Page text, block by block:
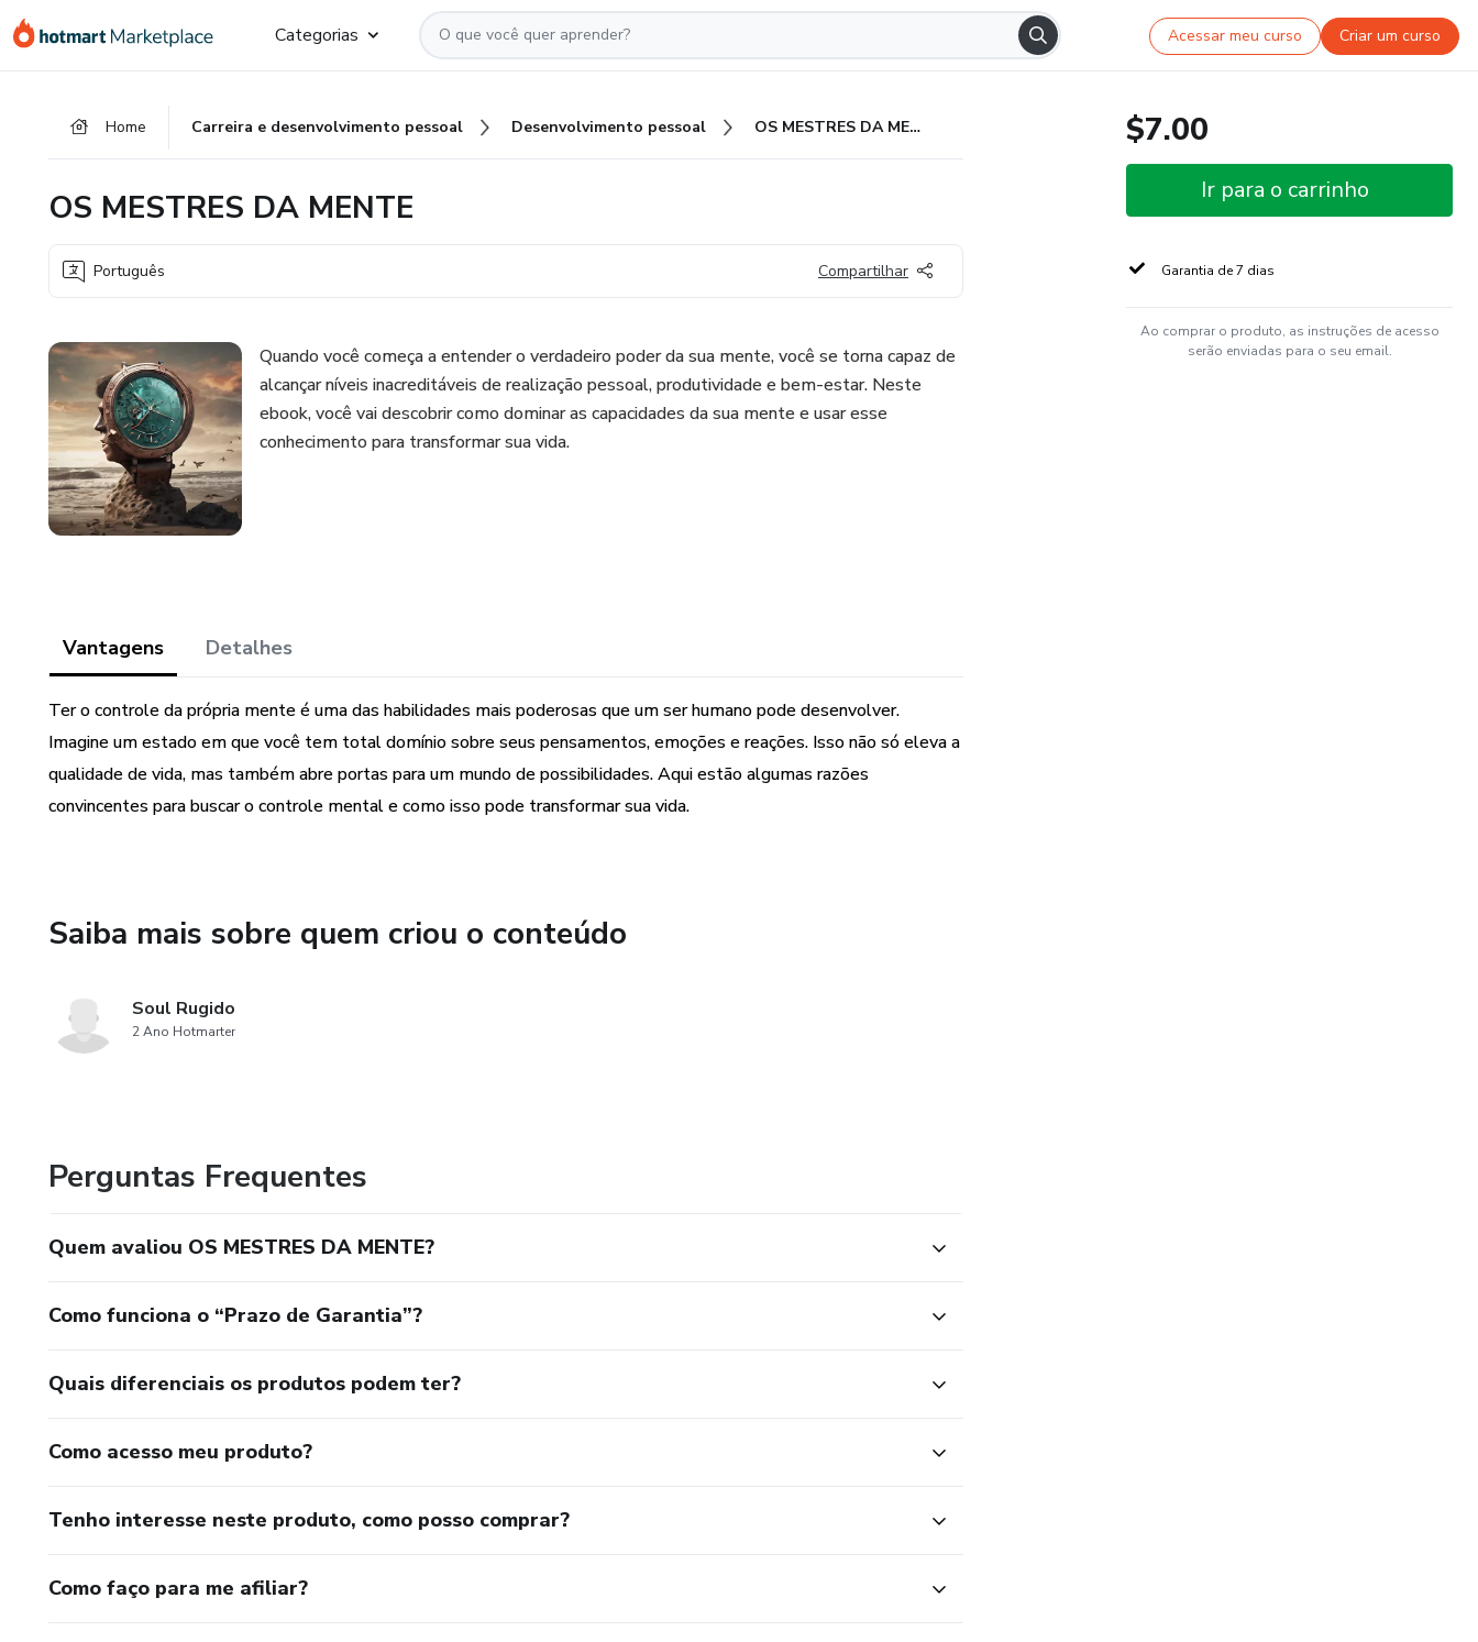
para
para
para
Categorias Acessar meu curso Criar um curso
Home Carreira e desenvolvimento pessoal Desenvolvimento pessoal OS MESTRES DA MENTE
OS MESTRES DA MENTE
Português Compartilhar
Quando você começa a entender o verdadeiro poder da sua mente, você se torna capaz de
alcançar níveis inacreditáveis de realização pessoal, produtividade e bem-estar. Neste
ebook, você vai descobrir como dominar as capacidades da sua mente e usar esse
conhecimento para transformar sua vida.
Vantagens Detalhes
Ter o controle da própria mente é uma das habilidades mais poderosas que um ser humano pode desenvolver.
Imagine um estado em que você tem total domínio sobre seus pensamentos, emoções e reações. Isso não só eleva a
qualidade de vida, mas também abre portas para um mundo de possibilidades. Aqui estão algumas razões
convincentes para buscar o controle mental e como isso pode transformar sua vida.
Saiba mais sobre quem criou o conteúdo
Soul Rugido
2 Ano Hotmarter
Perguntas Frequentes
Quem avaliou OS MESTRES DA MENTE?
Como funciona o “Prazo de Garantia”?
Quais diferenciais os produtos podem ter?
Como acesso meu produto?
Tenho interesse neste produto, como posso comprar?
Como faço para me afiliar?
$7.00
Ir para o carrinho
Garantia de 7 dias
Ao comprar o produto, as instruções de acesso
serão enviadas para o seu email.